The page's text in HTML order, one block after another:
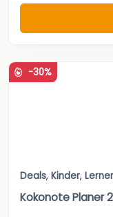
-30%
Deals, Kinder,
Kokonote Planer